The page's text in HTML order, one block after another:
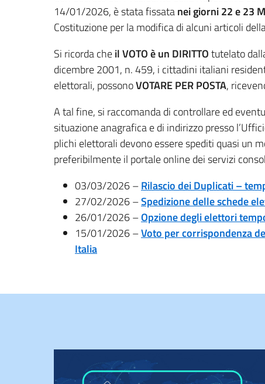
14/01/2026, è stata fissatanei giorni 22 e 23
Costituzione per la modifica di alcuni articoli
Si ricorda cheil VOTO è un DIRITTOtutelato
dicembre 2001, n. 459, i cittadini italiani
elettorali, possonoVOTARE PER POSTA,
A tal fine, si raccomanda di controllare ed
situazione anagrafica e di indirizzo presso
plichi elettorali devono essere spediti quasi un
preferibilmente il portale online dei servizi
03/03/2026 –Rilascio dei Duplicati –
27/02/2026 –Spedizione delle schede
26/01/2026 –Opzione degli elettori
15/01/2026 –Voto per corrispondenza
Italia